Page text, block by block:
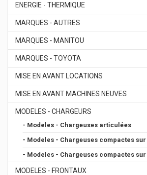
ENERGIE - THERMIQUE
MARQUES - AUTRES
MARQUES - MANITOU
MARQUES - TOYOTA
MISE EN AVANT LOCATIONS
MISE EN AVANT MACHINES NEUVES
MODELES - CHARGEURS
- Modeles - Chargeuses articulées
- Modeles - Chargeuses compactes
- Modeles - Chargeuses compactes
MODELES - FRONTAUX